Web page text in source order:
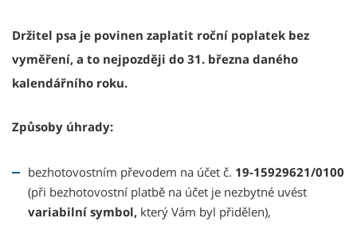
Držitel psa je povinen zaplatit roční poplatek bez
vyměření, a to nejpozději do 31. března daného
kalendářního roku.
Způsoby úhrady:
bezhotovostním převodem na účet č. 19-15929621/0100
(při bezhotovostní platbě na účet je nezbytné uvést
variabilní symbol, který Vám byl přidělen),